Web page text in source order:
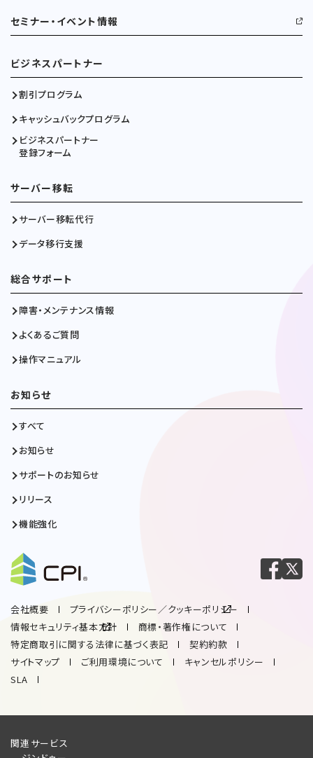
セミナー・イベント情報
ビジネスパートナー
割引プログラム
キャッシュバックプログラム
ビジネスパートナー
登録フォーム
サーバー移転
サーバー移転代行
データ移行支援
総合サポート
障害・メンテナンス情報
よくあるご質問
操作マニュアル
お知らせ
すべて
お知らせ
サポートのお知らせ
リリース
機能強化
会社概要
プライバシーポリシー／クッキーポリシー
情報セキュリティ基本方針
商標・著作権について
特定商取引に関する法律に基づく表記
契約約款
サイトマップ
ご利用環境について
キャンセルポリシー
SLA
関連サービス